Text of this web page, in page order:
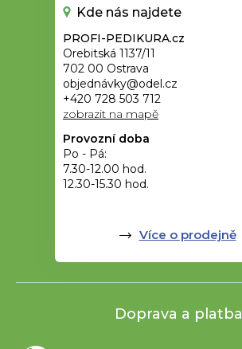
Kde nás najdete
PROFI-PEDIKURA.cz
Orebitská 1137/11
702 00 Ostrava
objednávky@odel.cz
+420 728 503 712
zobrazit na mapě
Provozní doba
Po - Pá:
7.30-12.00 hod.
12.30-15.30 hod.
Více o prodejně
Doprava a platba